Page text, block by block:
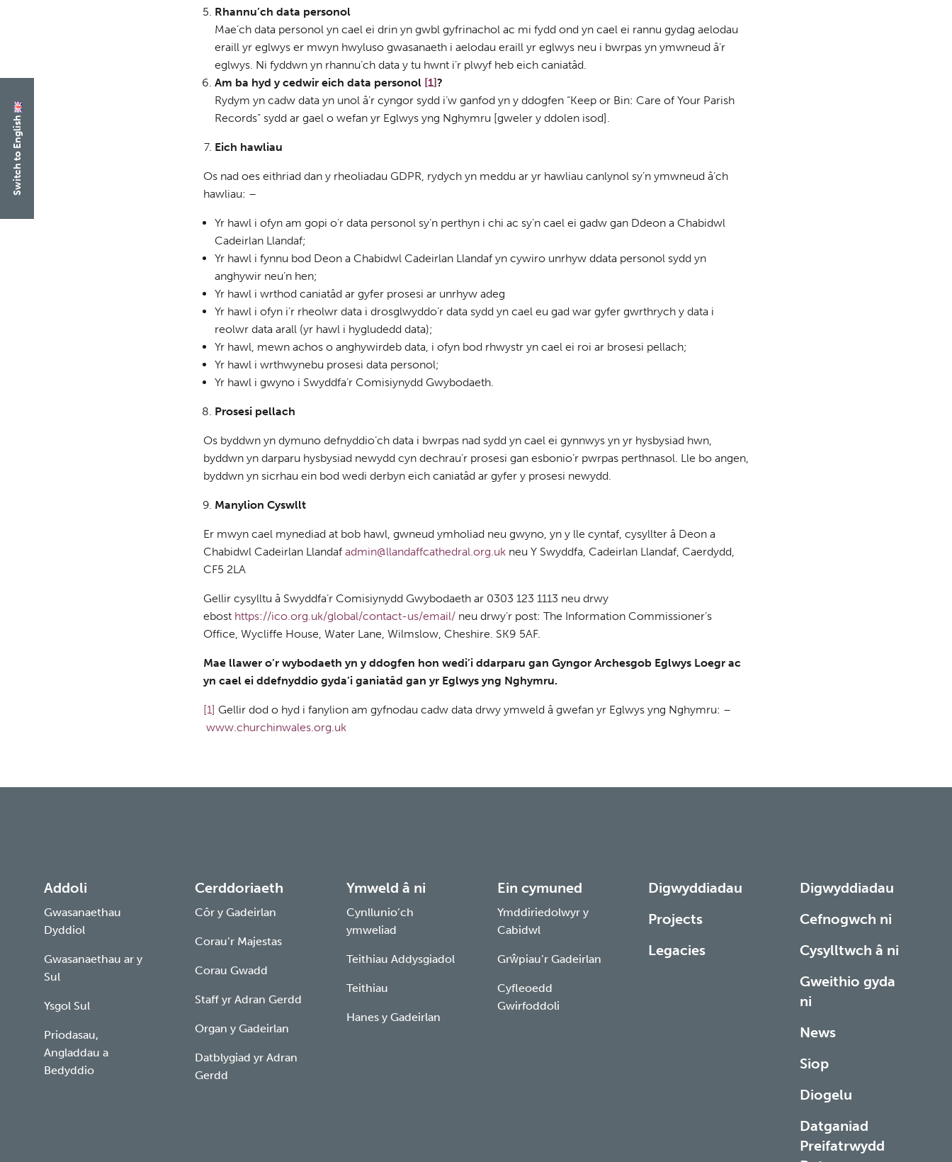
Switch to English
Rhannu’ch data personol
Mae’ch data personol yn cael ei drin yn gwbl gyfrinachol ac mi fydd ond yn cael ei rannu gydag aelodau
eraill yr eglwys er mwyn hwyluso gwasanaeth i aelodau eraill yr eglwys neu i bwrpas yn ymwneud â’r
eglwys. Ni fyddwn yn rhannu’ch data y tu hwnt i’r plwyf heb eich caniatâd.
Am ba hyd y cedwir eich data personol [1]?
Rydym yn cadw data yn unol â’r cyngor sydd i’w ganfod yn y ddogfen “Keep or Bin: Care of Your Parish
Records” sydd ar gael o wefan yr Eglwys yng Nghymru [gweler y ddolen isod].
Eich hawliau
Os nad oes eithriad dan y rheoliadau GDPR, rydych yn meddu ar yr hawliau canlynol sy’n ymwneud â’ch
hawliau: –
Yr hawl i ofyn am gopi o’r data personol sy’n perthyn i chi ac sy’n cael ei gadw gan Ddeon a Chabidwl
Cadeirlan Llandaf;
Yr hawl i fynnu bod Deon a Chabidwl Cadeirlan Llandaf yn cywiro unrhyw ddata personol sydd yn
anghywir neu’n hen;
Yr hawl i wrthod caniatâd ar gyfer prosesi ar unrhyw adeg
Yr hawl i ofyn i’r rheolwr data i drosglwyddo’r data sydd yn cael eu gad war gyfer gwrthrych y data i
reolwr data arall (yr hawl i hygludedd data);
Yr hawl, mewn achos o anghywirdeb data, i ofyn bod rhwystr yn cael ei roi ar brosesi pellach;
Yr hawl i wrthwynebu prosesi data personol;
Yr hawl i gwyno i Swyddfa’r Comisiynydd Gwybodaeth.
Prosesi pellach
Os byddwn yn dymuno defnyddio’ch data i bwrpas nad sydd yn cael ei gynnwys yn yr hysbysiad hwn,
byddwn yn darparu hysbysiad newydd cyn dechrau’r prosesi gan esbonio’r pwrpas perthnasol. Lle bo angen,
byddwn yn sicrhau ein bod wedi derbyn eich caniatâd ar gyfer y prosesi newydd.
Manylion Cyswllt
Er mwyn cael mynediad at bob hawl, gwneud ymholiad neu gwyno, yn y lle cyntaf, cysyllter â Deon a
Chabidwl Cadeirlan Llandaf admin@llandaffcathedral.org.uk neu Y Swyddfa, Cadeirlan Llandaf, Caerdydd,
CF5 2LA
Gellir cysylltu â Swyddfa’r Comisiynydd Gwybodaeth ar 0303 123 1113 neu drwy
ebost https://ico.org.uk/global/contact-us/email/ neu drwy’r post: The Information Commissioner’s
Office, Wycliffe House, Water Lane, Wilmslow, Cheshire. SK9 5AF.
Mae llawer o’r wybodaeth yn y ddogfen hon wedi’i ddarparu gan Gyngor Archesgob Eglwys Loegr ac
yn cael ei ddefnyddio gyda’i ganiatâd gan yr Eglwys yng Nghymru.
[1] Gellir dod o hyd i fanylion am gyfnodau cadw data drwy ymweld â gwefan yr Eglwys yng Nghymru: –
www.churchinwales.org.uk
Addoli
Gwasanaethau
Dyddiol
Gwasanaethau ar y
Sul
Ysgol Sul
Priodasau,
Angladdau a
Bedyddio
Cerddoriaeth
Côr y Gadeirlan
Corau’r Majestas
Corau Gwadd
Staff yr Adran Gerdd
Organ y Gadeirlan
Datblygiad yr Adran
Gerdd
Ymweld â ni
Cynllunio’ch
ymweliad
Teithiau Addysgiadol
Teithiau
Hanes y Gadeirlan
Ein cymuned
Ymddiriedolwyr y
Cabidwl
Grŵpiau’r Gadeirlan
Cyfleoedd
Gwirfoddoli
Digwyddiadau
Projects
Legacies
Digwyddiadau
Cefnogwch ni
Cysylltwch â ni
Gweithio gyda
ni
News
Siop
Diogelu
Datganiad
Preifatrwydd